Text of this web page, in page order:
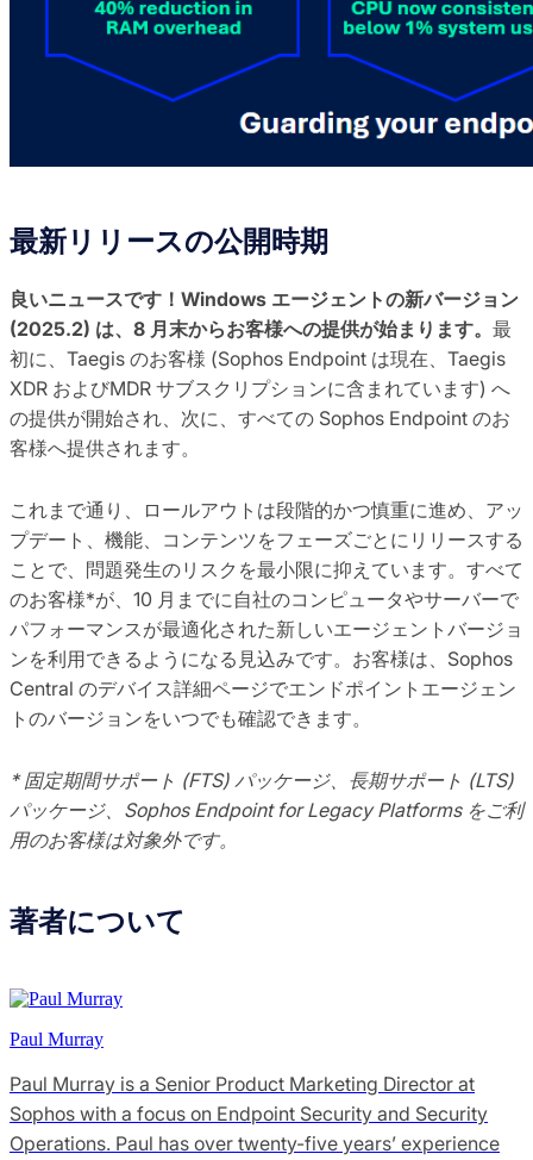
最新リリースの公開時期
良いニュースです！Windows エージェントの新バージョン
(2025.2) は、8 月末からお客様への提供が始まります。 最
初に、Taegis のお客様 (Sophos Endpoint は現在、Taegis
XDR およびMDR サブスクリプションに含まれています) へ
の提供が開始され、次に、すべての Sophos Endpoint のお
客様へ提供されます。
これまで通り、ロールアウトは段階的かつ慎重に進め、アッ
プデート、機能、コンテンツをフェーズごとにリリースする
ことで、問題発生のリスクを最小限に抑えています。すべて
のお客様*が、10 月までに自社のコンピュータやサーバーで
パフォーマンスが最適化された新しいエージェントバージョ
ンを利用できるようになる見込みです。お客様は、Sophos
Central のデバイス詳細ページでエンドポイントエージェン
トのバージョンをいつでも確認できます。
* 固定期間サポート (FTS) パッケージ、長期サポート (LTS)
パッケージ、Sophos Endpoint for Legacy Platforms をご利
用のお客様は対象外です。
著者について
Paul Murray
Paul Murray is a Senior Product Marketing Director at
Sophos with a focus on Endpoint Security and Security
Operations. Paul has over twenty-five years’ experience